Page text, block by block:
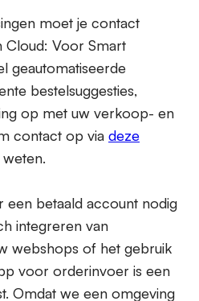
moet je contact
Cloud: Voor Smart
geautomatiseerde
bestelsuggesties,
op met uw verkoop- en
contact op via deze
een betaald account nodig
integreren van
webshops of het gebruik
voor orderinvoer is een
Omdat we een omgeving